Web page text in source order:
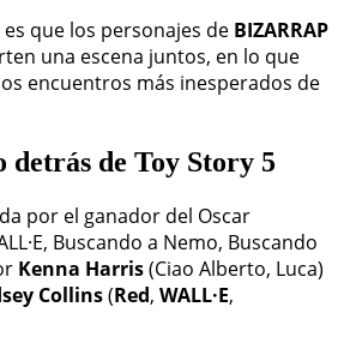
que los personajes de BIZARRAP
una escena juntos, en lo que
encuentros más inesperados de
de Toy Story 5
por el ganador del Oscar
Buscando a Nemo, Buscando
Kenna Harris(Ciao Alberto, Luca)
Collins(Red, WALL·E,